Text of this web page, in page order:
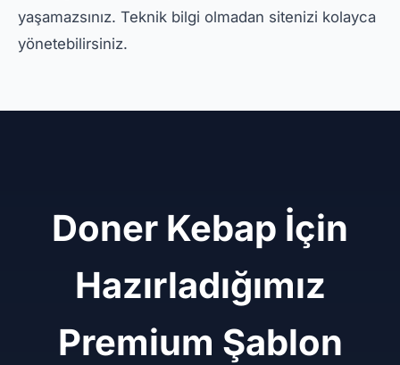
yaşamazsınız. Teknik bilgi olmadan sitenizi kolayca
yönetebilirsiniz.
Doner Kebap İçin
Hazırladığımız
Premium Şablon